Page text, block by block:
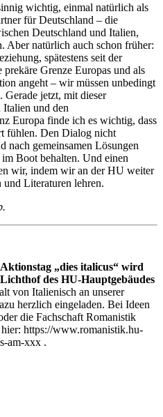
wichtig, einmal natürlich als
für Deutschland – die
Deutschland und Italien,
Aber natürlich auch schon früher:
spätestens seit der
Grenze Europas und als
angeht – wir müssen unbedingt
jetzt, mit dieser
Italien und den
Europa finde ich es wichtig, dass
fühlen. Den Dialog nicht
nach gemeinsamen Lösungen
Boot behalten. Und einen
wir, indem wir an der HU weiter
und Literaturen lehren.
Aktionstag „dies italicus“ wird
des HU-Hauptgebäudes
von Italienisch an unserer
herzlich eingeladen. Bei Ideen
die Fachschaft Romanistik
https://www.romanistik.hu-
am-xxx .